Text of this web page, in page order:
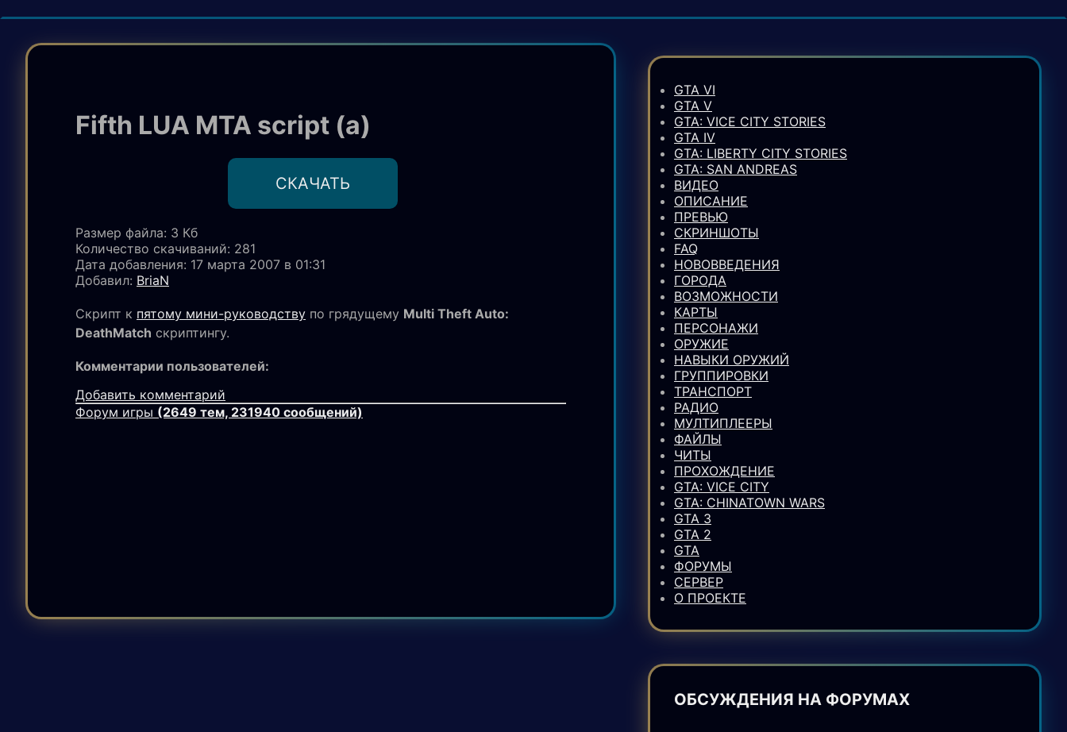
Fifth LUA MTA script (a)
CКАЧАТЬ
Размер файла: 3 Кб
Количество скачиваний: 281
Дата добавления: 17 марта 2007 в 01:31
Добавил: BriaN
Скрипт к пятому мини-руководству по грядущему Multi Theft Auto:
DeathMatch скриптингу.
Комментарии пользователей:
Добавить комментарий
Форум игры (2649 тем, 231940 сообщений)
GTA VI
GTA V
GTA: VICE CITY STORIES
GTA IV
GTA: LIBERTY CITY STORIES
GTA: SAN ANDREAS
ВИДЕО
ОПИСАНИЕ
ПРЕВЬЮ
СКРИНШОТЫ
FAQ
НОВОВВЕДЕНИЯ
ГОРОДА
ВОЗМОЖНОСТИ
КАРТЫ
ПЕРСОНАЖИ
ОРУЖИЕ
НАВЫКИ ОРУЖИЙ
ГРУППИРОВКИ
ТРАНСПОРТ
РАДИО
МУЛТИПЛЕЕРЫ
ФАЙЛЫ
ЧИТЫ
ПРОХОЖДЕНИЕ
GTA: VICE CITY
GTA: CHINATOWN WARS
GTA 3
GTA 2
GTA
ФОРУМЫ
СЕРВЕР
О ПРОЕКТЕ
ОБСУЖДЕНИЯ НА ФОРУМАХ